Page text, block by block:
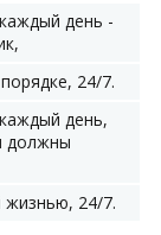
день -
24/7.
день,
должны
жизнью, 24/7.